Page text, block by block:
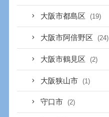
大阪市都島区 (19)
大阪市阿倍野区 (24)
大阪市鶴見区 (2)
大阪狭山市 (1)
守口市 (2)